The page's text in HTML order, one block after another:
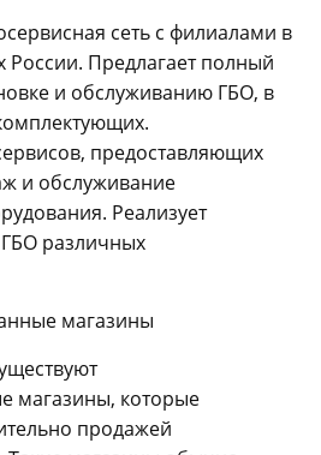
сеть с филиалами в
России. Предлагает полный
и обслуживанию ГБО, в
предоставляющих
и обслуживание
Реализует
различных
магазины
магазины, которые
продажей